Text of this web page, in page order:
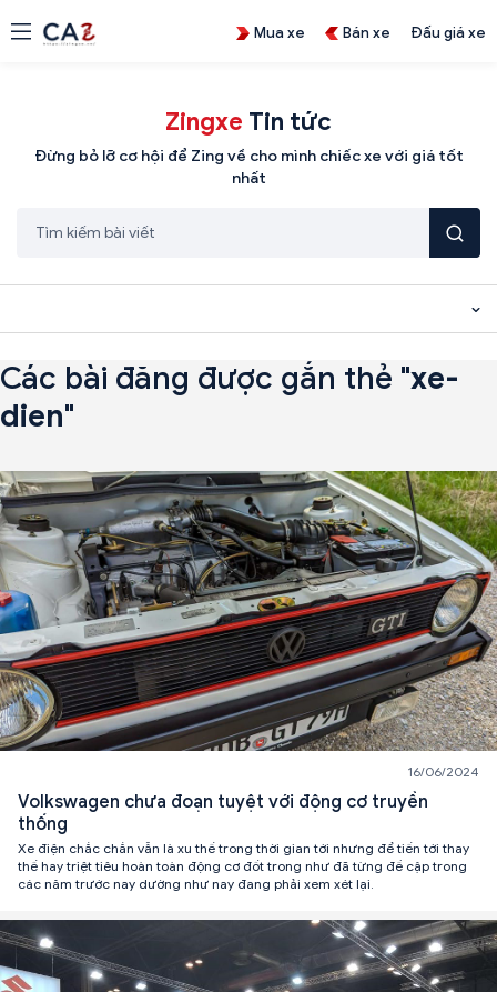
Mua xe Bán xe Đấu giá xe
Zingxe Tin tức
Đừng bỏ lỡ cơ hội để Zing về cho mình chiếc xe với giá tốt
nhất
Các bài đăng được gắn thẻ "xe-
dien"
16/06/2024
Volkswagen chưa đoạn tuyệt với động cơ truyền
thống
Xe điện chắc chắn vẫn là xu thế trong thời gian tới nhưng để tiến tới thay
thế hay triệt tiêu hoàn toàn động cơ đốt trong như đã từng đề cập trong
các năm trước nay dường như nay đang phải xem xét lại.